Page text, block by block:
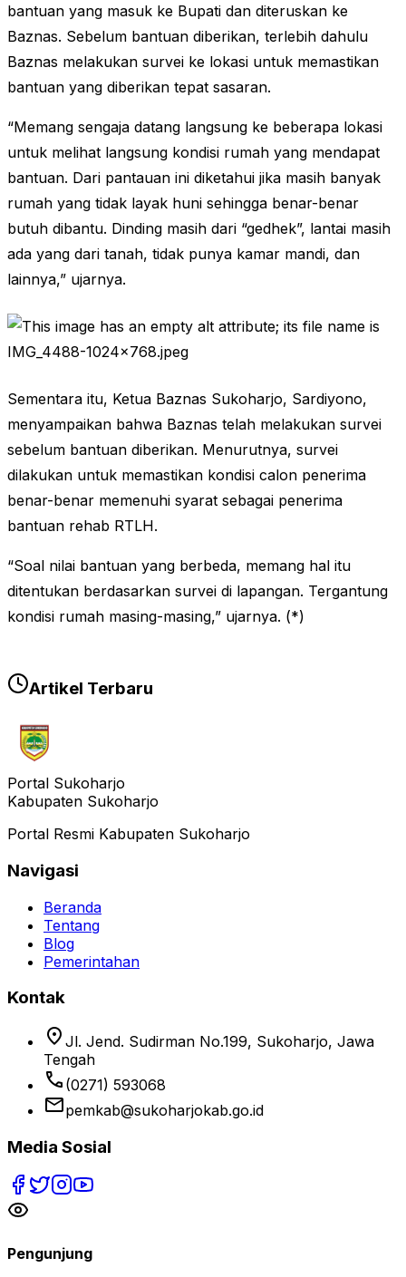
bantuan yang masuk ke Bupati dan diteruskan ke
Baznas. Sebelum bantuan diberikan, terlebih dahulu
Baznas melakukan survei ke lokasi untuk memastikan
bantuan yang diberikan tepat sasaran.
“Memang sengaja datang langsung ke beberapa lokasi
untuk melihat langsung kondisi rumah yang mendapat
bantuan. Dari pantauan ini diketahui jika masih banyak
rumah yang tidak layak huni sehingga benar-benar
butuh dibantu. Dinding masih dari “gedhek”, lantai masih
ada yang dari tanah, tidak punya kamar mandi, dan
lainnya,” ujarnya.
Sementara itu, Ketua Baznas Sukoharjo, Sardiyono,
menyampaikan bahwa Baznas telah melakukan survei
sebelum bantuan diberikan. Menurutnya, survei
dilakukan untuk memastikan kondisi calon penerima
benar-benar memenuhi syarat sebagai penerima
bantuan rehab RTLH.
“Soal nilai bantuan yang berbeda, memang hal itu
ditentukan berdasarkan survei di lapangan. Tergantung
kondisi rumah masing-masing,” ujarnya. (*)
Artikel Terbaru
Portal Sukoharjo
Kabupaten Sukoharjo
Portal Resmi Kabupaten Sukoharjo
Navigasi
Beranda
Tentang
Blog
Pemerintahan
Kontak
location_on Jl. Jend. Sudirman No.199, Sukoharjo, Jawa
Tengah
phone (0271) 593068
emailpemkab@sukoharjokab.go.id
Media Sosial
Pengunjung